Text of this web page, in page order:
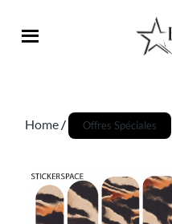
Home / Offres Spéciales
Promo !